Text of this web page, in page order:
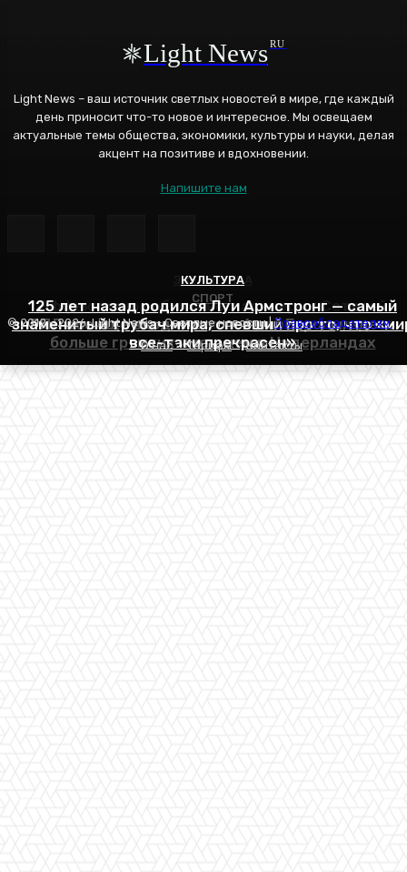
ЭНЕРГЕТИКА
Эффективное обучение: партнеры «Сетевой
компании» удваивают выпуск продукции и
снижают потери
СПОРТ
РПЛ все еще входит в топ-6 лиг Европы, здесь
больше громких имен, чем в Нидерландах
КУЛЬТУРА
125 лет назад родился Луи Армстронг — самый
знаменитый трубач мира, спевший про то, что
все-таки прекрасен»
Light NewsRU
Light News – ваш источник светлых новостей в мире, где каждый
день приносит что-то новое и интересное. Мы освещаем
актуальные темы общества, экономики, культуры и науки, делая
акцент на позитиве и вдохновении.
Напишите нам
© 2012 - 2026, Light News - Светлые новости |Правообладателям
О нас
Тарифы Контакты